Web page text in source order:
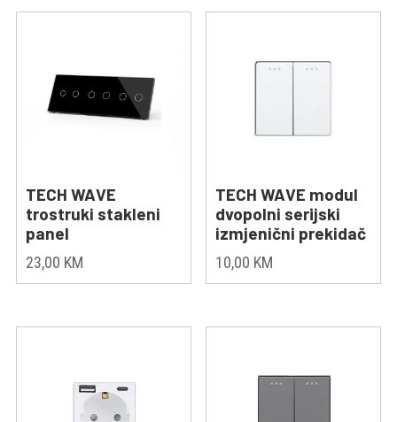
TECH WAVE
trostruki stakleni
panel
23,00 KM
TECH WAVE modul
dvopolni serijski
izmjenični prekidač
10,00 KM